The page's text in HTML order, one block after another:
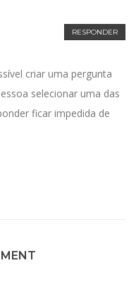
RESPONDER
criar uma pergunta
selecionar uma das
ficar impedida de